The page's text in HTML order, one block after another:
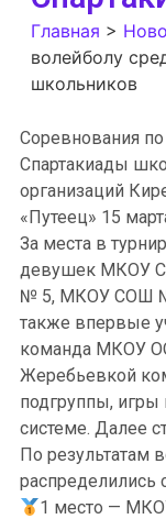
Главная >
волейболу
школьников
Соревнования
Спартакиады
организаций
«Путеец» 15
За места в
девушек МКОУ
№ 5, МКОУ СОШ №
также впервые
команда МКОУ
Жеребьевкой
подгруппы, игры
системе. Далее
По результатам
1 место —